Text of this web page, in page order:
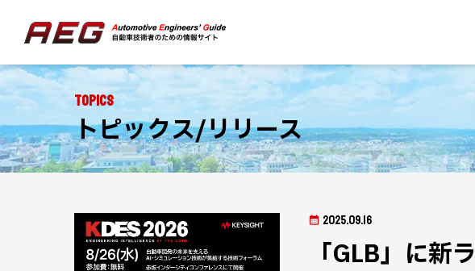
Topics
トピックス/リリース
2025.09.16
「GLB」に